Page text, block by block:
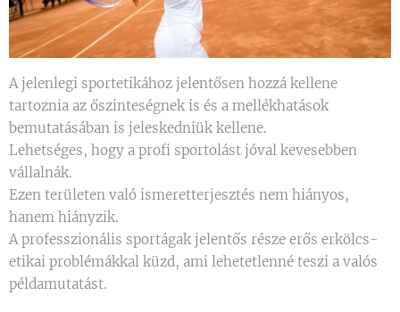
A jelenlegi sportetikához jelentősen hozzá kellene
tartoznia az őszinteségnek is és a mellékhatások
bemutatásában is jeleskedniük kellene.
Lehetséges, hogy a profi sportolást jóval kevesebben
vállalnák.
Ezen területen való ismeretterjesztés nem hiányos,
hanem hiányzik.
A professzionális sportágak jelentős része erős erkölcs-
etikai problémákkal küzd, ami lehetetlenné teszi a valós
példamutatást.